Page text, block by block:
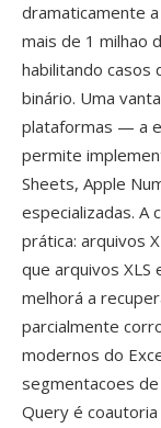
dramaticamente a
mais de 1 milhao
habilitando casos
binário. Uma
plataformas — a
permite
Sheets, Apple
especializadas. A
prática: arquivos
que arquivos
melhorá a
parcialmente
modernos do
segmentacoes
Query é